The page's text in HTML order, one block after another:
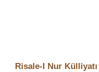
Risale-I Nur Külliyatı